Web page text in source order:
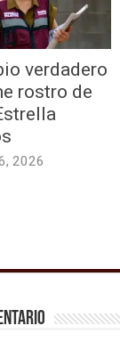
verdadero
rostro de
2026